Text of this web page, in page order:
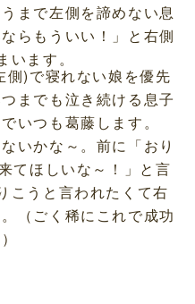
まで左側を諦めない息
らもういい！」と右側
ます。
側)で寝れない娘を優先
までも泣き続ける息子
いつも葛藤します。
いかな～。前に「おり
てほしいな～！」と言
こうと言われたくて右
（ごく稀にこれで成功